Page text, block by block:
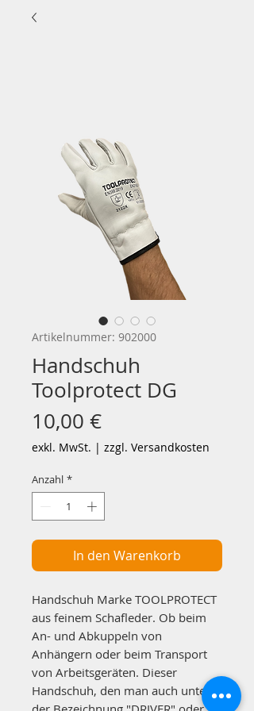
Artikelnummer: 902000
Handschuh
Toolprotect DG
10,00 €Preis
exkl. MwSt. | zzgl. Versandkosten
Anzahl *
In den Warenkorb
Handschuh Marke TOOLPROTECT
aus feinem Schafleder. Ob beim
An- und Abkuppeln von
Anhängern oder beim Transport
von Arbeitsgeräten. Dieser
Handschuh, den man auch unter